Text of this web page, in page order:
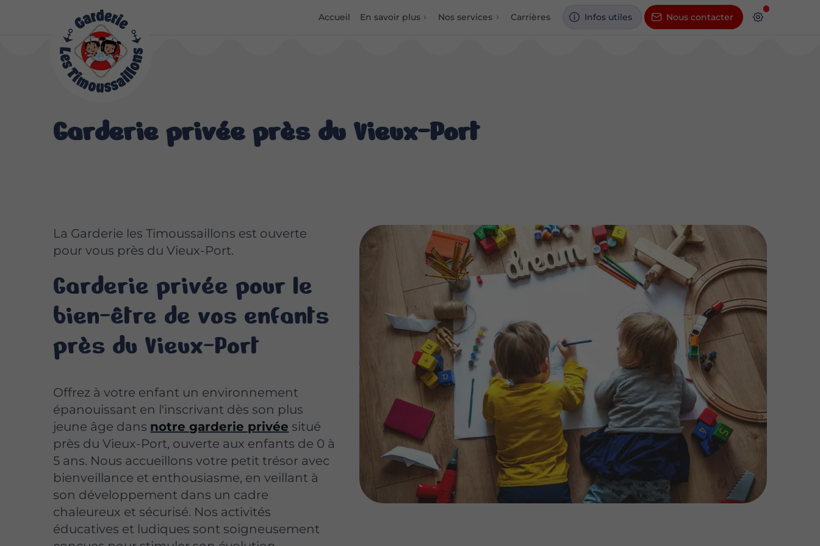
Accueil En savoir plus Nos services Carrières Infos utiles Nous contacter
Garderie privée près du Vieux-Port
La Garderie les Timoussaillons est ouverte
pour vous près du Vieux-Port.
Garderie privée pour le
bien-être de vos enfants
près du Vieux-Port
Offrez à votre enfant un environnement
épanouissant en l'inscrivant dès son plus
jeune âge dans notre garderie privée situé
près du Vieux-Port, ouverte aux enfants de 0 à
5 ans. Nous accueillons votre petit trésor avec
bienveillance et enthousiasme, en veillant à
son développement dans un cadre
chaleureux et sécurisé. Nos activités
éducatives et ludiques sont soigneusement